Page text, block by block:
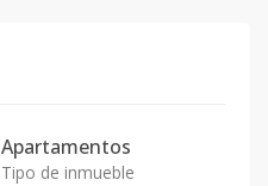
Apartamentos
Tipo de inmueble